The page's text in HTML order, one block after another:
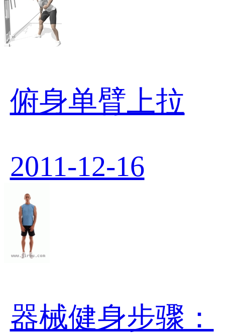
俯身单臂上拉
2011-12-16
器械健身步骤：